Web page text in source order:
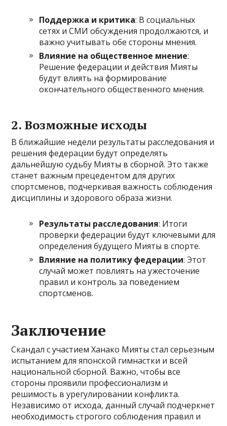
Поддержка и критика: В социальных
сетях и СМИ обсуждения продолжаются, и
важно учитывать обе стороны мнения.
Влияние на общественное мнение:
Решение федерации и действия Мияты
будут влиять на формирование
окончательного общественного мнения.
2. Возможные исходы
В ближайшие недели результаты расследования и
решения федерации будут определять
дальнейшую судьбу Мияты в сборной. Это также
станет важным прецедентом для других
спортсменов, подчеркивая важность соблюдения
дисциплины и здорового образа жизни.
Результаты расследования: Итоги
проверки федерации будут ключевыми для
определения будущего Мияты в спорте.
Влияние на политику федерации: Этот
случай может повлиять на ужесточение
правил и контроль за поведением
спортсменов.
Заключение
Скандал с участием Ханако Мияты стал серьезным
испытанием для японской гимнастки и всей
национальной сборной. Важно, чтобы все
стороны проявили профессионализм и
решимость в урегулировании конфликта.
Независимо от исхода, данный случай подчеркнет
необходимость строгого соблюдения правил и